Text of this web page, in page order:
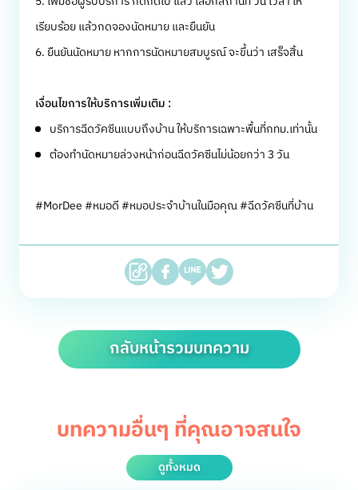
เรียบร้อย แล้วกดจองนัดหมาย และยืนยัน
6. ยืนยันนัดหมาย หากการนัดหมายสมบูรณ์ จะขึ้นว่า เสร็จสิ้น
เงื่อนไขการให้บริการเพิ่มเติม :
บริการฉีดวัคซีนแบบถึงบ้าน ให้บริการเฉพาะพื้นที่กทม.เท่านั้น
ต้องทำนัดหมายล่วงหน้าก่อนฉีดวัคซีนไม่น้อยกว่า 3 วัน
#MorDee #หมอดี #หมอประจำบ้านในมือคุณ #ฉีดวัคซีนที่บ้าน
กลับหน้ารวมบทความ
บทความอื่นๆ ที่คุณอาจสนใจ
ดูทั้งหมด